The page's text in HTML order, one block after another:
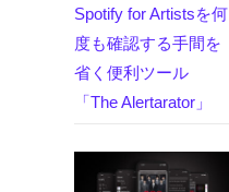
Spotify for Artistsを何
度も確認する手間を
省く便利ツール
「The Alertarator」